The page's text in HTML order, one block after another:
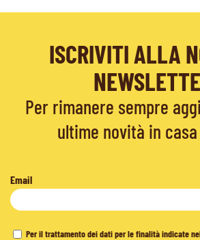
ISCRIVITI ALLA
Per rimanere sempre
ultime novità in
Email
Per il trattamento dei dati per le finalità indicate